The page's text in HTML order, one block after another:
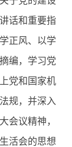
话和重要指
正风、以学
编，学习党
党和国家机
规，并深入
会议精神，
活会的思想